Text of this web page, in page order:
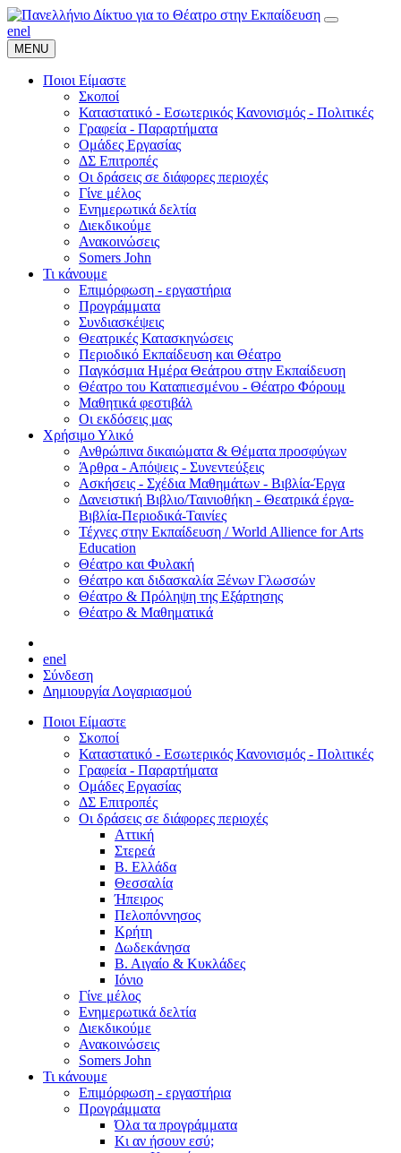
enel
MENU
Ποιοι Είμαστε
Σκοποί
Καταστατικό - Εσωτερικός Κανονισμός - Πολιτικές
Γραφεία - Παραρτήματα
Ομάδες Εργασίας
ΔΣ Επιτροπές
Οι δράσεις σε διάφορες περιοχές
Γίνε μέλος
Ενημερωτικά δελτία
Διεκδικούμε
Ανακοινώσεις
Somers John
Τι κάνουμε
Επιμόρφωση - εργαστήρια
Προγράμματα
Συνδιασκέψεις
Θεατρικές Κατασκηνώσεις
Περιοδικό Εκπαίδευση και Θέατρο
Παγκόσμια Ημέρα Θεάτρου στην Εκπαίδευση
Θέατρο του Καταπιεσμένου - Θέατρο Φόρουμ
Μαθητικά φεστιβάλ
Οι εκδόσεις μας
Χρήσιμο Υλικό
Ανθρώπινα δικαιώματα & Θέματα προσφύγων
Άρθρα - Απόψεις - Συνεντεύξεις
Ασκήσεις - Σχέδια Μαθημάτων - Βιβλία-Έργα
Δανειστική Βιβλιο/Ταινιοθήκη - Θεατρικά έργα-
Βιβλία-Περιοδικά-Ταινίες
Τέχνες στην Εκπαίδευση / World Allience for Arts
Education
Θέατρο και Φυλακή
Θέατρο και διδασκαλία Ξένων Γλωσσών
Θέατρο & Πρόληψη της Εξάρτησης
Θέατρο & Μαθηματικά
enel
Σύνδεση
Δημιουργία Λογαριασμού
Ποιοι Είμαστε
Σκοποί
Καταστατικό - Εσωτερικός Κανονισμός - Πολιτικές
Γραφεία - Παραρτήματα
Ομάδες Εργασίας
ΔΣ Επιτροπές
Οι δράσεις σε διάφορες περιοχές
Αττική
Στερεά
Β. Ελλάδα
Θεσσαλία
Ήπειρος
Πελοπόννησος
Κρήτη
Δωδεκάνησα
Β. Αιγαίο & Κυκλάδες
Ιόνιο
Γίνε μέλος
Ενημερωτικά δελτία
Διεκδικούμε
Ανακοινώσεις
Somers John
Τι κάνουμε
Επιμόρφωση - εργαστήρια
Προγράμματα
Όλα τα προγράμματα
Κι αν ήσουν εσύ;